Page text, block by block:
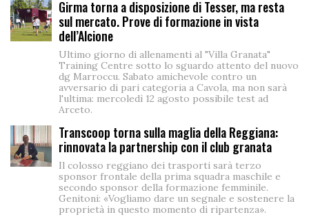
Girma torna a disposizione di Tesser, ma resta
sul mercato. Prove di formazione in vista
dell’Alcione
Ultimo giorno di allenamenti al "Villa Granata"
Training Centre sotto lo sguardo attento del nuovo
dg Marroccu. Sabato amichevole contro un
avversario di pari categoria a Cavola, ma non sarà
l'ultima: mercoledì 12 agosto possibile test ad
Arceto.
Transcoop torna sulla maglia della Reggiana:
rinnovata la partnership con il club granata
Il colosso reggiano dei trasporti sarà terzo
sponsor frontale della prima squadra maschile e
secondo sponsor della formazione femminile.
Genitoni: «Vogliamo dare un segnale e sostenere la
proprietà in questo momento di ripartenza».